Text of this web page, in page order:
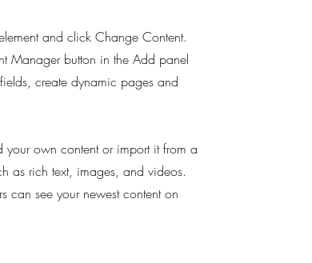
and click Change Content.
Manager button in the Add panel
create dynamic pages and
own content or import it from a
as rich text, images, and videos.
can see your newest content on